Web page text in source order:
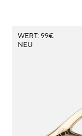
WERT: 99€
NEU